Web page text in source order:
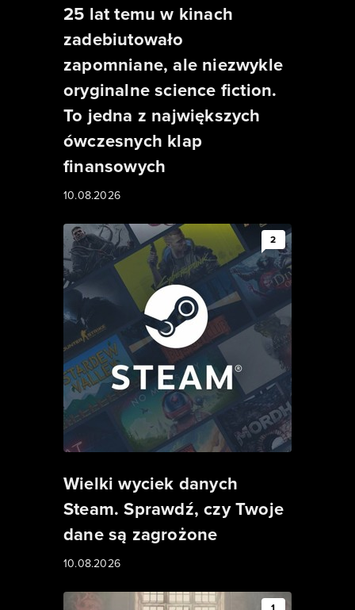
25 lat temu w kinach
zadebiutowało
zapomniane, ale niezwykle
oryginalne science fiction.
To jedna z największych
ówczesnych klap
finansowych
10.08.2026
2
Wielki wyciek danych
Steam. Sprawdź, czy Twoje
dane są zagrożone
10.08.2026